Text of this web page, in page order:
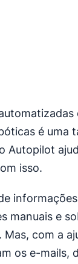
é uma
Autopilot
isso.
manuais e
com a
os e-mails,